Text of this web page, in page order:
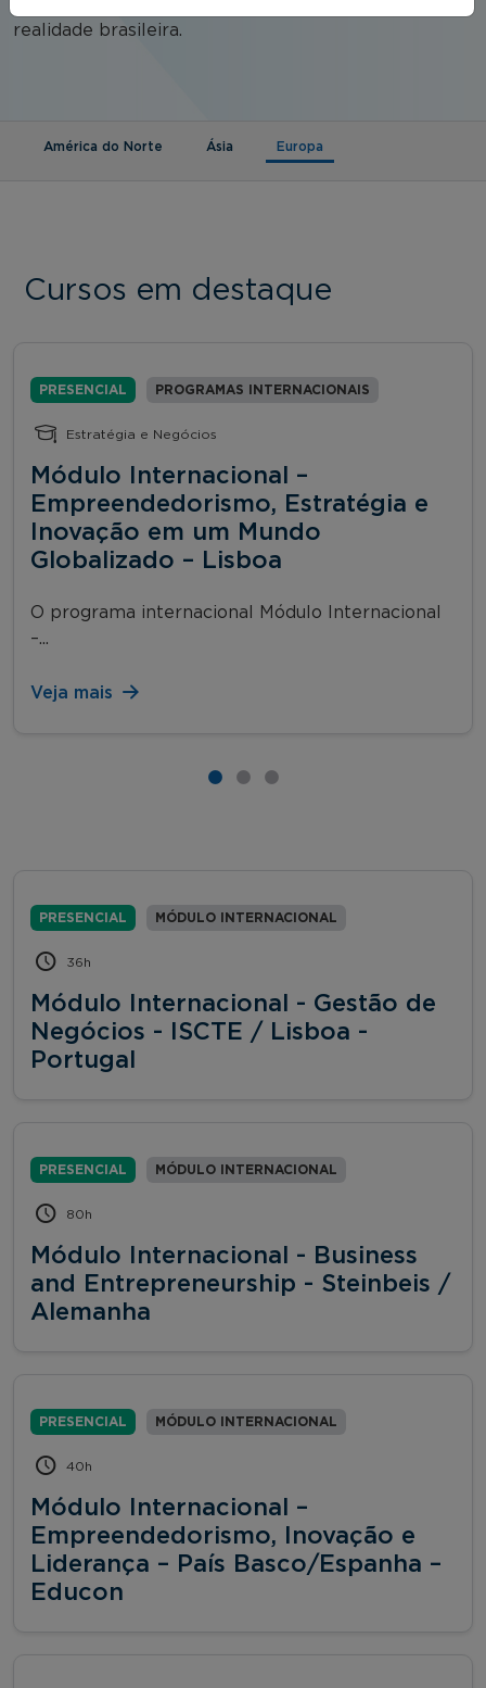
realidade brasileira.
América do Norte Ásia Europa
Cursos em destaque
PRESENCIAL PROGRAMAS INTERNACIONAIS
Estratégia e Negócios
Módulo Internacional –
Empreendedorismo, Estratégia e
Inovação em um Mundo
Globalizado – Lisboa
O programa internacional Módulo Internacional
–...
Veja mais
PRESENCIAL MÓDULO INTERNACIONAL
36h
Módulo Internacional - Gestão de
Negócios - ISCTE / Lisboa -
Portugal
PRESENCIAL MÓDULO INTERNACIONAL
80h
Módulo Internacional - Business
and Entrepreneurship - Steinbeis /
Alemanha
PRESENCIAL MÓDULO INTERNACIONAL
40h
Módulo Internacional –
Empreendedorismo, Inovação e
Liderança – País Basco/Espanha –
Educon